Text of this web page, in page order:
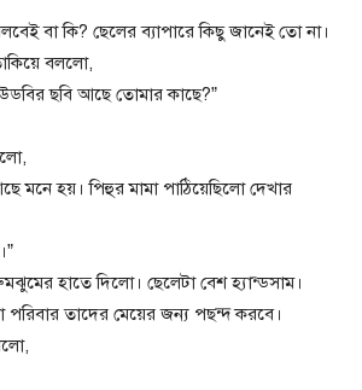
বা কি? ছেলের ব্যাপারে কিছু জানেই তো না।
বললো,
ছবি আছে তোমার কাছে?”
মনে হয়। পিহুর মামা পাঠিয়েছিলো দেখার
হাতে দিলো। ছেলেটা বেশ হ্যান্ডসাম।
তাদের মেয়ের জন্য পছন্দ করবে।